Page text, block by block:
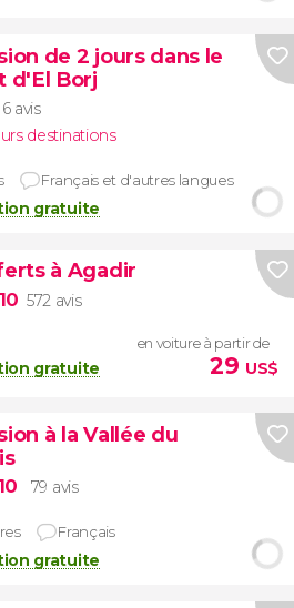
de 2 jours dans le
d'El Borj
6 avis
destinations
Français et d'autres langues
gratuite
à Agadir
572 avis
gratuite
en voiture à partir de
29 US$
à la Vallée du
79 avis
Français
gratuite